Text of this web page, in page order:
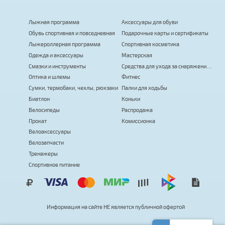
Лыжная программа
Обувь спортивная и повседневная
Лыжероллерная программа
Одежда и аксессуары
Смазки и инструменты
Оптика и шлемы
Сумки, термобаки, чехлы, рюкзаки
Биатлон
Велосипеды
Прокат
Велоаксессуары
Велозапчасти
Тренажеры
Спортивное питание
Аксессуары для обуви
Подарочные карты и сертификаты
Спортивная косметика
Мастерская
Средства для ухода за снаряжением
Фитнес
Палки для ходьбы
Коньки
Распродажа
Комиссионка
Информация на сайте НЕявляется публичной офертой